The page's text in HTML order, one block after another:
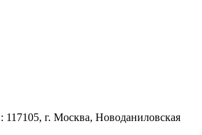
117105, г. Москва, Новоданиловская